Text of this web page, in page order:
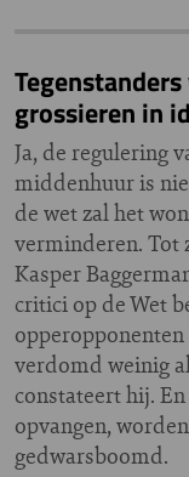
grossieren in
Ja, de regulering
middenhuur is
de wet zal het
verminderen. Tot
Kasper
critici op de Wet
verdomd weinig
constateert hij.
opvangen,
gedwarsboomd.